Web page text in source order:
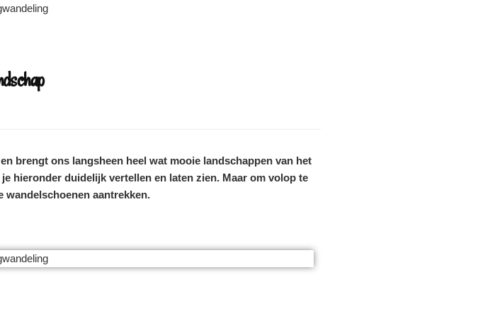
brengt ons langsheen heel wat mooie landschappen van het
hieronder duidelijk vertellen en laten zien. Maar om volop te
aantrekken.